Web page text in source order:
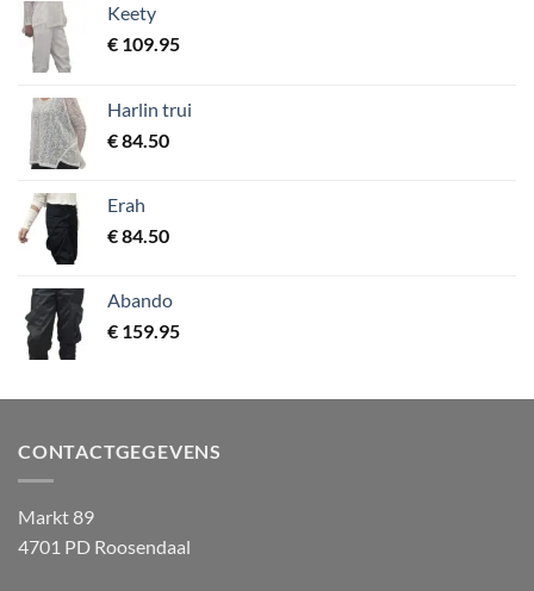
Keety
€ 109.95
Harlin trui
€84.50
Erah
€84.50
Abando
€ 159.95
CONTACTGEGEVENS
Markt 89
4701 PD Roosendaal